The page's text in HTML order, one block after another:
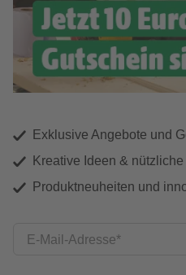
Exklusive Angebote und
Kreative Ideen &
Produktneuheiten und
E-Mail-Adresse